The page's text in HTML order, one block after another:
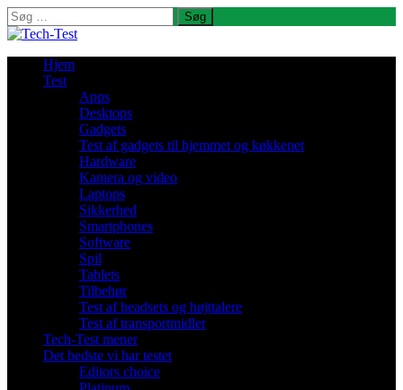
Søg
efter:
Hjem
Test
Apps
Desktops
Gadgets
Test af gadgets til hjemmet og køkkenet
Hardware
Kamera og video
Laptops
Sikkerhed
Smartphones
Software
Spil
Tablets
Tilbehør
Test af headsets og højttalere
Test af transportmidler
Tech-Test mener
Det bedste vi har testet
Editors choice